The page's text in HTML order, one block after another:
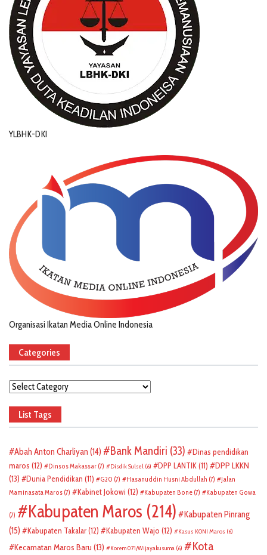
YLBHK-DKI
Organisasi Ikatan Media Online Indonesia
Categories
Categories
List Tags
Abah Anton Charliyan (14) Bank Mandiri (33)
Dinas pendidikan
maros (12) Dinsos Makassar (7) Disdik Sulsel (6) DPP LANTIK(11)
DPP LKKN
(13)
Dunia Pendidikan (11) G20 (7) Hasanuddin Husni Abdullah (7)
Jalan
Maminasata Maros (7) Kabinet Jokowi (12) Kabupaten Bone (7) Kabupaten Gowa
(7) Kabupaten Maros (214)
Kabupaten Pinrang
(15)
Kabupaten Takalar(12) Kabupaten Wajo (12) Kasus KONI Maros (6)
Kecamatan Maros Baru (13) Korem 071/Wijayakusuma (6)
Kota